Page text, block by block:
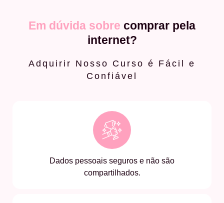
Em dúvida sobre comprar pela
internet?
Adquirir Nosso Curso é Fácil e
Confiável
Dados pessoais seguros e não são
compartilhados.